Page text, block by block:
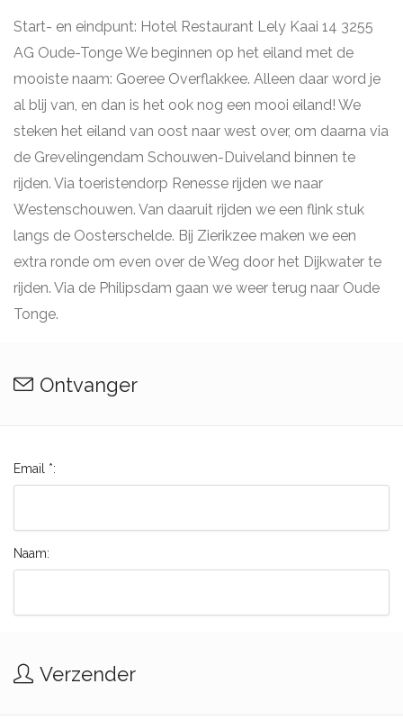
Start- en eindpunt: Hotel Restaurant Lely Kaai 14 3255
AG Oude-Tonge We beginnen op het eiland met de
mooiste naam: Goeree Overflakkee. Alleen daar word je
al blij van, en dan is het ook nog een mooi eiland! We
steken het eiland van oost naar west over, om daarna via
de Grevelingendam Schouwen-Duiveland binnen te
rijden. Via toeristendorp Renesse rijden we naar
Westenschouwen. Van daaruit rijden we een flink stuk
langs de Oosterschelde. Bij Zierikzee maken we een
extra ronde om even over de Weg door het Dijkwater te
rijden. Via de Philipsdam gaan we weer terug naar Oude
Tonge.
Ontvanger
Email *:
Naam:
Verzender